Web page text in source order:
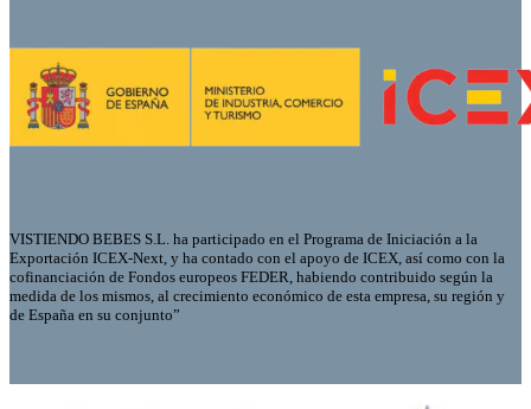
VISTIENDO BEBES S.L. ha participado en el Programa de Iniciación a la
Exportación ICEX-Next, y ha contado con el apoyo de ICEX, así como con la
cofinanciación de Fondos europeos FEDER, habiendo contribuido según la
medida de los mismos, al crecimiento económico de esta empresa, su región y
de España en su conjunto”